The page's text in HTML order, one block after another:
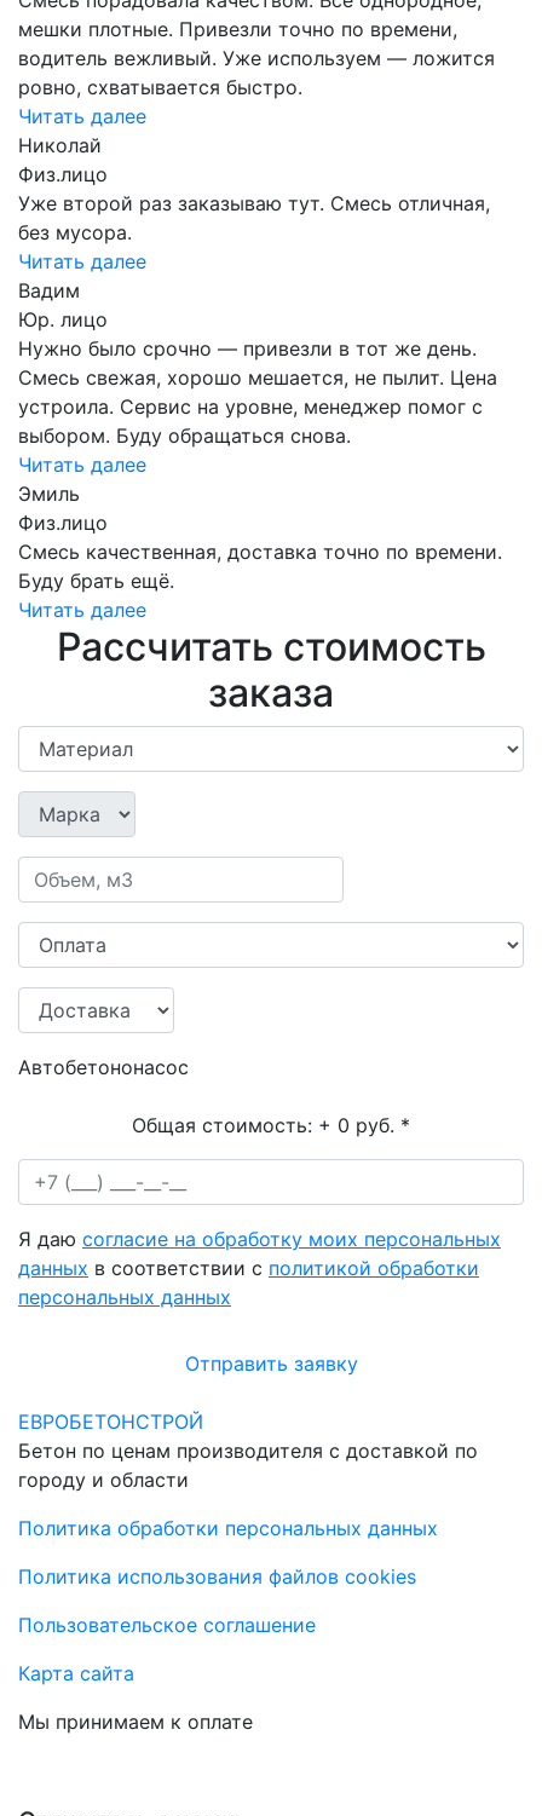
мешки плотные. Привезли точно по времени,
водитель вежливый. Уже используем — ложится
ровно, схватывается быстро.
Читать далее
Николай
Физ.лицо
Уже второй раз заказываю тут. Смесь отличная,
без мусора.
Читать далее
Вадим
Юр. лицо
Нужно было срочно — привезли в тот же день.
Смесь свежая, хорошо мешается, не пылит. Цена
устроила. Сервис на уровне, менеджер помог с
выбором. Буду обращаться снова.
Читать далее
Эмиль
Физ.лицо
Смесь качественная, доставка точно по времени.
Буду брать ещё.
Читать далее
Рассчитать стоимость
заказа
Автобетононасос
Общая стоимость: + 0 руб. *
Я даю согласие на обработку моих персональных
данных в соответствии с политикой обработки
персональных данных
Отправить заявку
ЕВРОБЕТОНСТРОЙ
Бетон по ценам производителя с доставкой по
городу и области
Политика обработки персональных данных
Политика использования файлов cookies
Пользовательское соглашение
Карта сайта
Мы принимаем к оплате